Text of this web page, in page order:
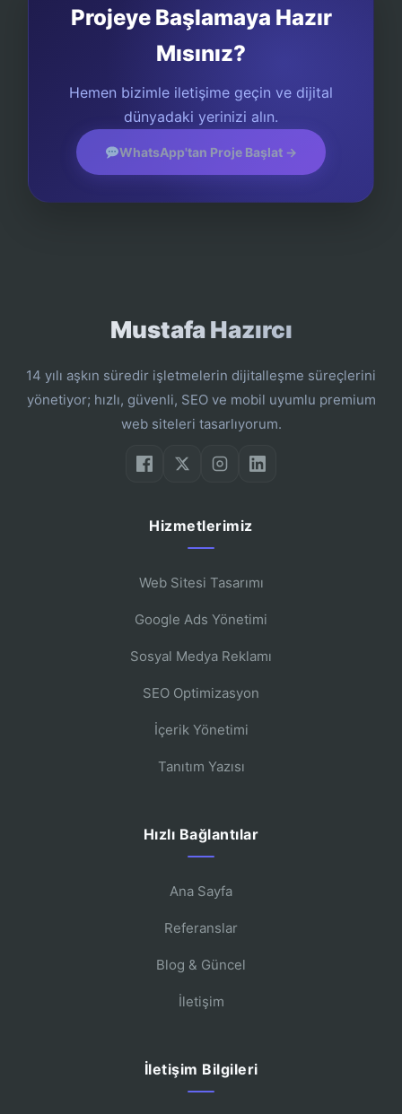
Projeye Başlamaya Hazır
Mısınız?
Hemen bizimle iletişime geçin ve dijital
dünyadaki yerinizi alın.
WhatsApp'tan Proje Başlat →
Mustafa Hazırcı
14 yılı aşkın süredir işletmelerin dijitalleşme süreçlerini
yönetiyor; hızlı, güvenli, SEO ve mobil uyumlu premium
web siteleri tasarlıyorum.
Hizmetlerimiz
Web Sitesi Tasarımı
Google Ads Yönetimi
Sosyal Medya Reklamı
SEO Optimizasyon
İçerik Yönetimi
Tanıtım Yazısı
Hızlı Bağlantılar
Ana Sayfa
Referanslar
Blog & Güncel
İletişim
İletişim Bilgileri